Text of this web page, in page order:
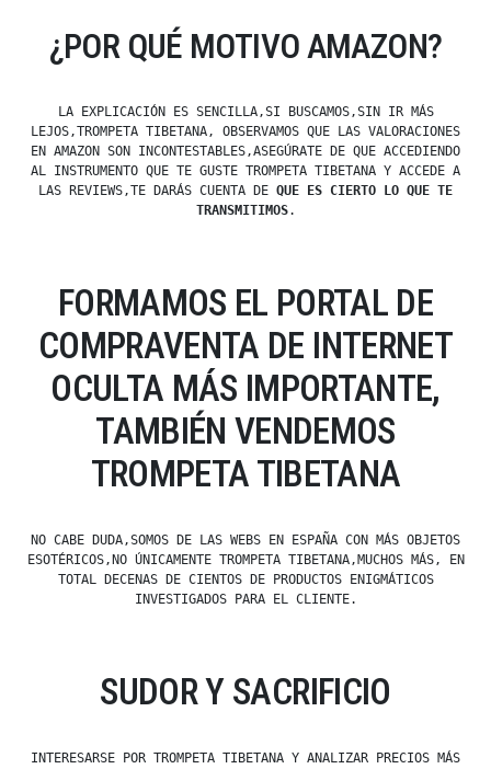
¿POR QUÉ MOTIVO AMAZON?
LA EXPLICACIÓN ES SENCILLA,SI BUSCAMOS,SIN IR MÁS
LEJOS,TROMPETA TIBETANA, OBSERVAMOS QUE LAS VALORACIONES
EN AMAZON SON INCONTESTABLES,ASEGÚRATE DE QUE ACCEDIENDO
AL INSTRUMENTO QUE TE GUSTE TROMPETA TIBETANA Y ACCEDE A
LAS REVIEWS,TE DARÁS CUENTA DE QUE ES CIERTO LO QUE TE
TRANSMITIMOS.
FORMAMOS EL PORTAL DE
COMPRAVENTA DE INTERNET
OCULTA MÁS IMPORTANTE,
TAMBIÉN VENDEMOS
TROMPETA TIBETANA
NO CABE DUDA,SOMOS DE LAS WEBS EN ESPAÑA CON MÁS OBJETOS
ESOTÉRICOS,NO ÚNICAMENTE TROMPETA TIBETANA,MUCHOS MÁS, EN
TOTAL DECENAS DE CIENTOS DE PRODUCTOS ENIGMÁTICOS
INVESTIGADOS PARA EL CLIENTE.
SUDOR Y SACRIFICIO
INTERESARSE POR TROMPETA TIBETANA Y ANALIZAR PRECIOS MÁS